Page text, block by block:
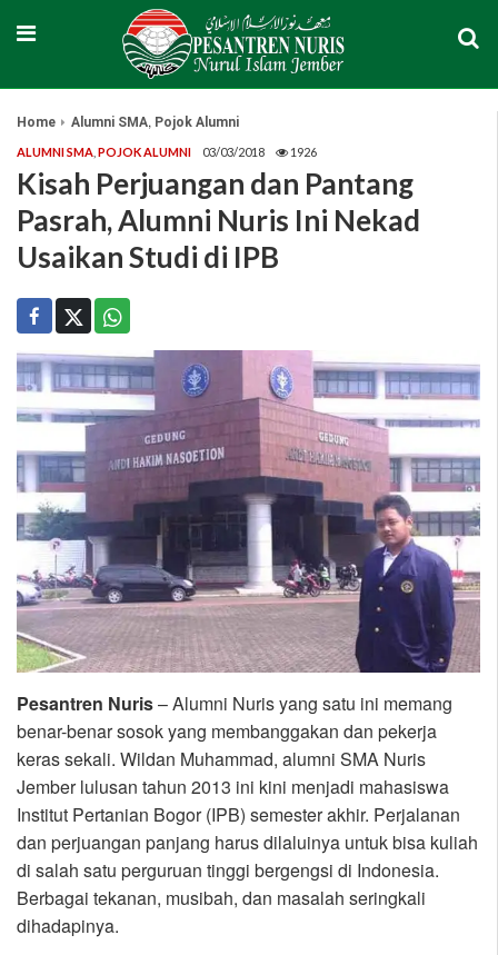
Home Alumni SMA, Pojok Alumni
ALUMNI SMA POJOK ALUMNI 03/03/2018 1926
Kisah Perjuangan dan Pantang
Pasrah, Alumni Nuris Ini Nekad
Usaikan Studi di IPB
Pesantren Nuris– Alumni Nuris yang satu ini memang
benar-benar sosok yang membanggakan dan pekerja
keras sekali. Wildan Muhammad, alumni SMA Nuris
Jember lulusan tahun 2013 ini kini menjadi mahasiswa
Institut Pertanian Bogor (IPB) semester akhir. Perjalanan
dan perjuangan panjang harus dilaluinya untuk bisa kuliah
di salah satu perguruan tinggi bergengsi di Indonesia.
Berbagai tekanan, musibah, dan masalah seringkali
dihadapinya.